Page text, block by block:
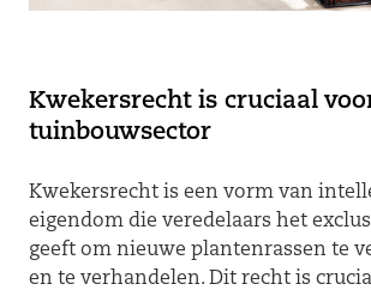
Kwekersrecht is cruciaal
tuinbouwsector
Kwekersrecht is een vorm van
eigendom die veredelaars het
geeft om nieuwe plantenrassen te
en te verhandelen. Dit recht is